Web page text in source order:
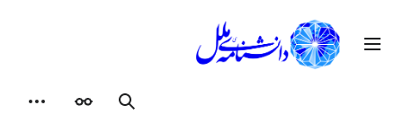
محتوامنوی اصلی
جستجوظاهر